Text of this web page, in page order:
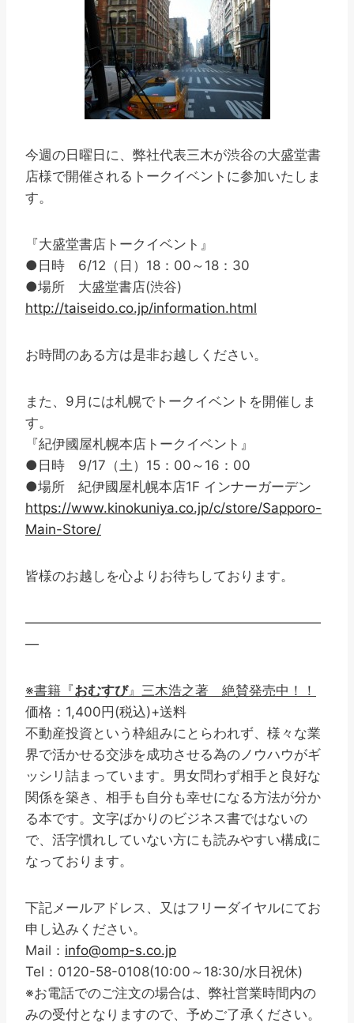
今週の日曜日に、弊社代表三木が渋谷の大盛堂書
店様で開催されるトークイベントに参加いたしま
す。
『大盛堂書店トークイベント』
●日時 6/12（日）18：00～18：30
●場所 大盛堂書店(渋谷)
http://taiseido.co.jp/information.html
お時間のある方は是非お越しください。
また、9月には札幌でトークイベントを開催しま
す。
『紀伊國屋札幌本店トークイベント』
●日時 9/17（土）15：00～16：00
●場所 紀伊國屋札幌本店1F インナーガーデン
https://www.kinokuniya.co.jp/c/store/Sapporo-
Main-Store/
皆様のお越しを心よりお待ちしております。
——————————————————————
—
※書籍『おむすび』三木浩之著 絶賛発売中！！
価格：1,400円(税込)+送料
不動産投資という枠組みにとらわれず、様々な業
界で活かせる交渉を成功させる為のノウハウがギ
ッシリ詰まっています。男女問わず相手と良好な
関係を築き、相手も自分も幸せになる方法が分か
る本です。文字ばかりのビジネス書ではないの
で、活字慣れしていない方にも読みやすい構成に
なっております。
下記メールアドレス、又はフリーダイヤルにてお
申し込みください。
Mail： info@omp-s.co.jp
Tel：0120-58-0108(10:00～18:30/水日祝休)
※お電話でのご注文の場合は、弊社営業時間内の
みの受付となりますので、予めご了承ください。